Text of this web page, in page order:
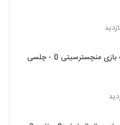
خلاصه بازی منچسترسیتی 0 - چلسی